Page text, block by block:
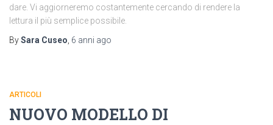
dare. Vi aggiorneremo costantemente cercando di rendere la
lettura il più semplice possibile.
BySara Cuseo 6 anni ago
ARTICOLI
NUOVO MODELLO DI